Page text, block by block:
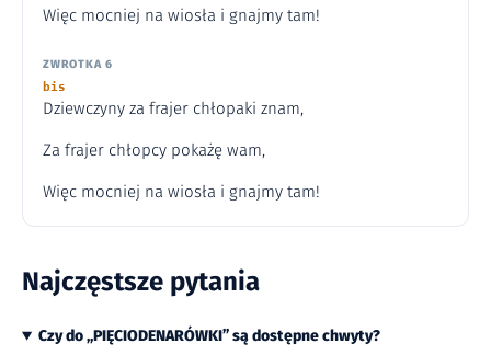
Więc mocniej na wiosła i gnajmy tam!
ZWROTKA 6
bis
Dziewczyny za frajer chłopaki znam,
Za frajer chłopcy pokażę wam,
Więc mocniej na wiosła i gnajmy tam!
Najczęstsze pytania
Czy do „PIĘCIODENARÓWKI” są dostępne chwyty?